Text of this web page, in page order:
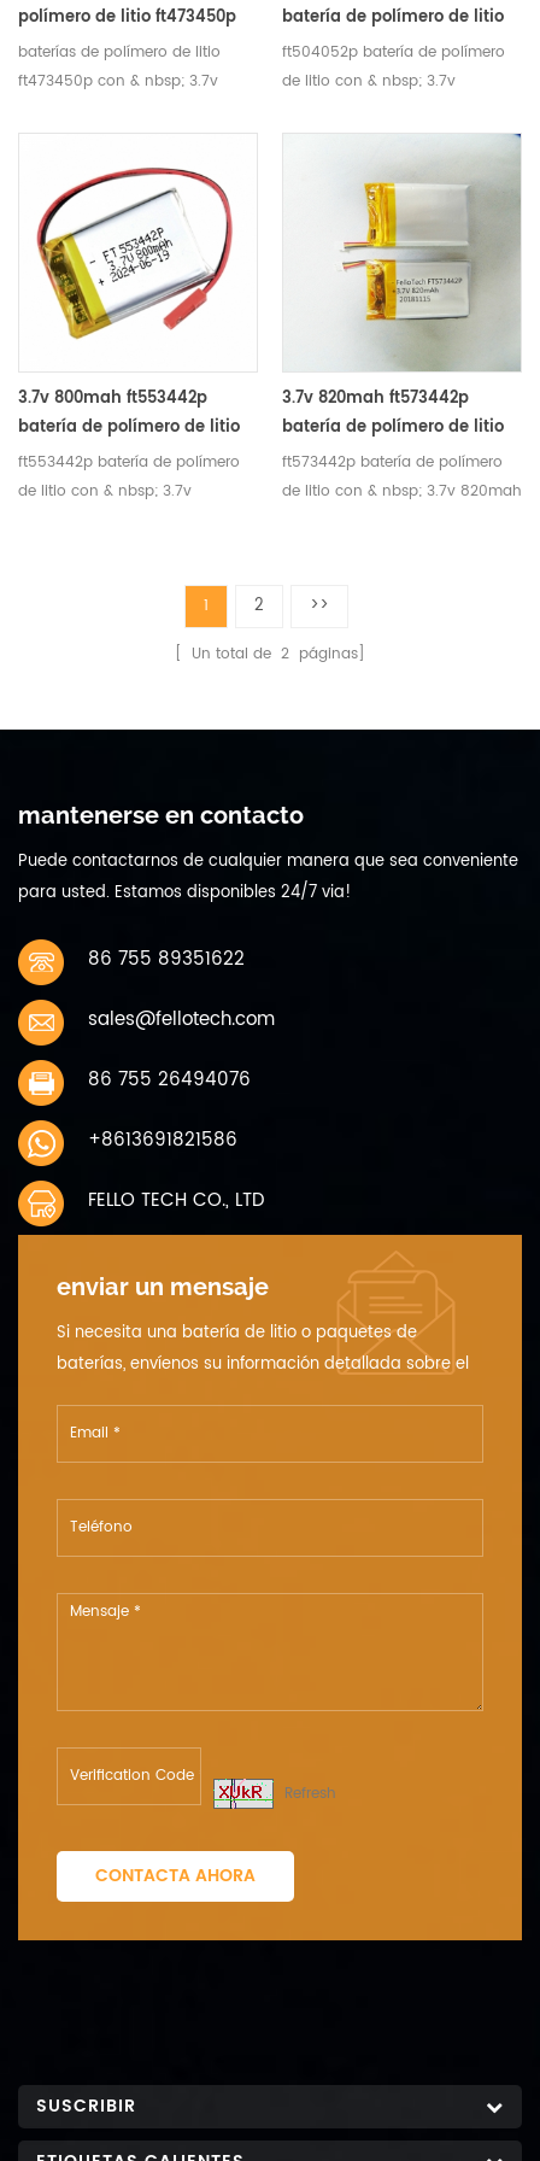
humedad 13 peso
aproximadamente 3.0g 14 ciclo
vida 300 veces capacidad≥80%
45% ~ 75 ％ relativo humedad
13 peso aproximadamente 1.8g
14 ciclo vida 300 veces
polímero de litio ft473450p
baterías de polímero de litio
ft473450p con & nbsp; 3.7v
autofoto de lectura de punto de
altavoz bluetooth
batería de polímero de litio
ft504052p batería de polímero
de litio con & nbsp; 3.7v
solares, eléctricos, lámparas
3.7v 800mah ft553442p
batería de polímero de litio
ft553442p batería de polímero
de litio con & nbsp; 3.7v
3.7v 820mah ft573442p
batería de polímero de litio
ft573442p batería de polímero
de litio con & nbsp; 3.7v 820mah
1
2 >>
[ Un total de 2 páginas]
mantenerse en contacto
Puede contactarnos de cualquier manera que sea conveniente
para usted. Estamos disponibles 24/7 via!
86 755 89351622
sales@fellotech.com
86 755 26494076
+8613691821586
FELLO TECH CO., LTD
enviar un mensaje
Si necesita una batería de litio o paquetes de
baterías, envíenos su información detallada sobre el
Refresh
CONTACTA AHORA
SUSCRIBIR